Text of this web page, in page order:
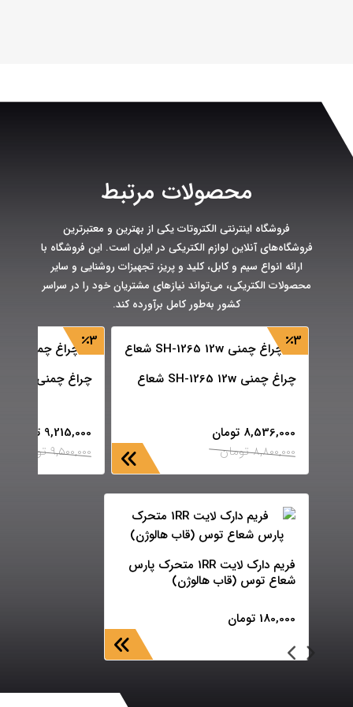
محصولات مرتبط
فروشگاه اینترنتی الکتروتات یکی از بهترین و معتبرترین
فروشگاه‌های آنلاین لوازم الکتریکی در ایران است. این فروشگاه با
ارائه انواع سیم و کابل، کلید و پریز، تجهیزات روشنایی و سایر
محصولات الکتریکی، می‌تواند نیازهای مشتریان خود را در سراسر
کشور به‌طور کامل برآورده کند.
3
چراغ چمنی SH-1265 12w شعاع
8,536,000 تومان
8,800,000 تومان
3
چراغ چمنی SH-1268 12w شعاع
9,215,000 تومان
9,500,000 تومان
فریم دارک لایت 1RR متحرک پارس
شعاع توس (قاب هالوژن)
180,000 تومان